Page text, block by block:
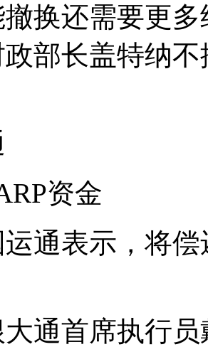
换还需要更
部长盖特纳
资金
表示，将偿
首席执行员